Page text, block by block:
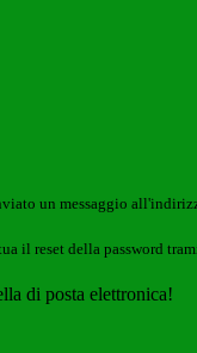
un messaggio
il reset della password
di posta elettronica!